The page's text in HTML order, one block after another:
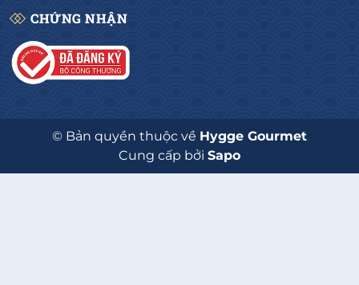
CHỨNG NHẬN
© Bản quyền thuộc về Hygge Gourmet
Cung cấp bởi Sapo